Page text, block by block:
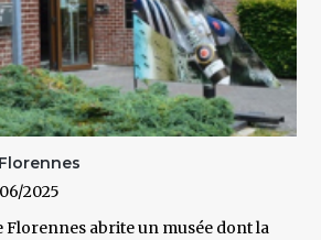
2025
Florennes abrite un musée dont la